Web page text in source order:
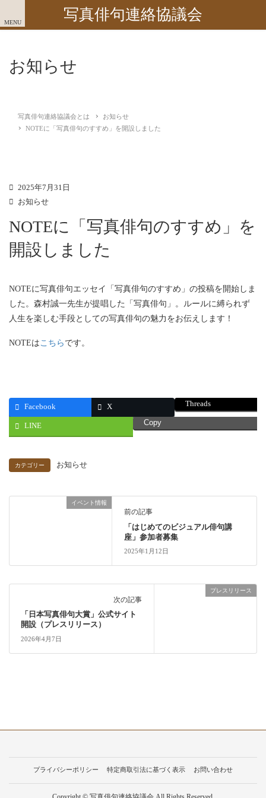
写真俳句連絡協議会
お知らせ
写真俳句連絡協議会とは
お知らせ
NOTEに「写真俳句のすすめ」を開設しました
2025年7月31日
お知らせ
NOTEに「写真俳句のすすめ」を
開設しました
NOTEに写真俳句エッセイ「写真俳句のすすめ」の投稿を開始しま
した。森村誠一先生が提唱した「写真俳句」。ルールに縛られず
人生を楽しむ手段としての写真俳句の魅力をお伝えします！
NOTEはこちら です。
Facebook X Threads
LINE Copy
カテゴリー お知らせ
イベント情報
前の記事
「はじめてのビジュアル俳句講
座」参加者募集
2025年1月12日
プレスリリース
次の記事
「日本写真俳句大賞」公式サイト
開設（プレスリリース）
2026年4月7日
プライバシーポリシー 特定商取引法に基づく表示 お問い合わせ
MENU